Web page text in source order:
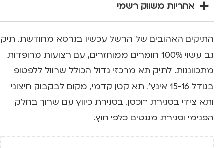
אחריות משווק רשמי
התיקים האהובים של הרשל עכשיו בגרסא מחודשת. תיק
גב עשוי 100% חומרים ממוחזרים, עם רצועות מרופדות
מתכווננות. לתיק תא מרכזי גדול הכולל שרוול ללפטופ
בגודל 15-16 אינץ', תא קטן קדמי, מקום לבקבוק חיצוני
ותא צידי בסגירת רוכסן. בסגירת כיווץ עם שרוך בחלק
הפנימי וסגירת מגנטים כלפי חוץ.